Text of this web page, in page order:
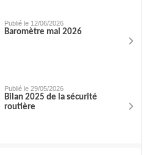
Publié le 12/06/2026
Baromètre mai 2026
Publié le 29/05/2026
Bilan 2025 de la sécurité
routière